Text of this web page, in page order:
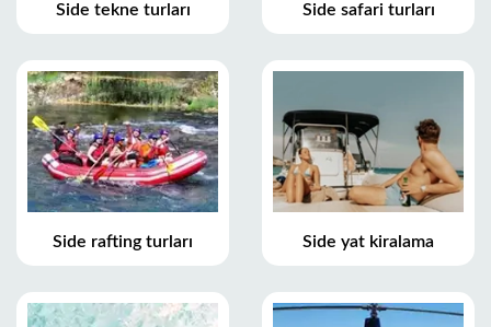
Side tekne turları Side safari turları
Side rafting turları Side yat kiralama